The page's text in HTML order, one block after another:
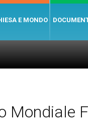
E MONDO
Il
Mondiale